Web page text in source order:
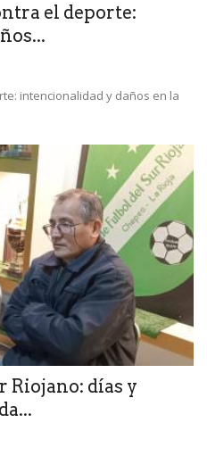
el deporte:
intencionalidad y daños en la
Riojano: días y